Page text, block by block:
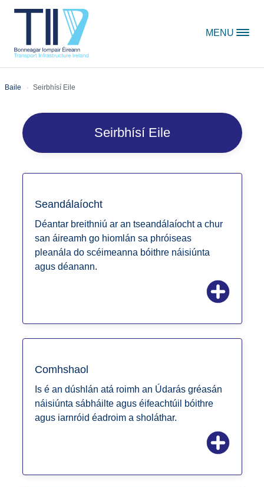
MENU
Baile Seirbhísí Eile
Seirbhísí Eile
Seandálaíocht
Déantar breithniú ar an tseandálaíocht a chur
san áireamh go hiomlán sa phróiseas
pleanála do scéimeanna bóithre náisiúnta
agus déanann.
Comhshaol
Is é an dúshlán atá roimh an Údarás gréasán
náisiúnta sábháilte agus éifeachtúil bóithre
agus iarnróid éadroim a sholáthar.